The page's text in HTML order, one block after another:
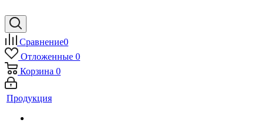
Сравнение0
Отложенные 0
Корзина 0
Продукция